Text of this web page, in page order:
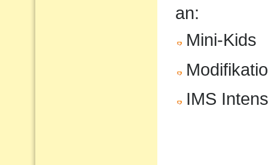
an:
Mini-Kids
IMS